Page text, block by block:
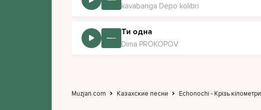
kavabanga Depo kolibri
Ти одна
Dima PROKOPOV
Muzjan.com Казахские песни Echonochi - Крізь кілометри